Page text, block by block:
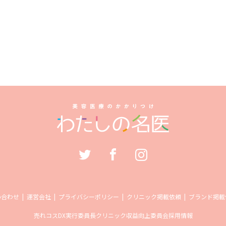
わせ 運営会社 プライバシーポリシー クリニック掲載依頼 ブランド掲
売れコスDX実行委員長クリニック収益向上委員会採用情報